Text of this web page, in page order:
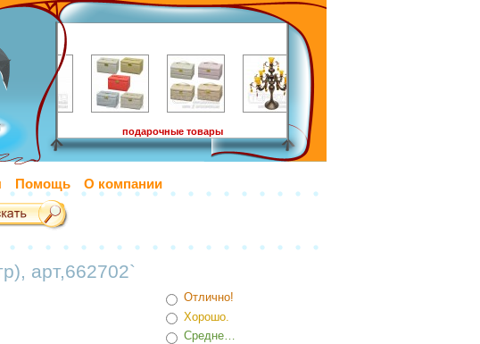
Помощь О компании
подарочные товары
арт,662702`
Отлично!
Хорошо.
Средне…